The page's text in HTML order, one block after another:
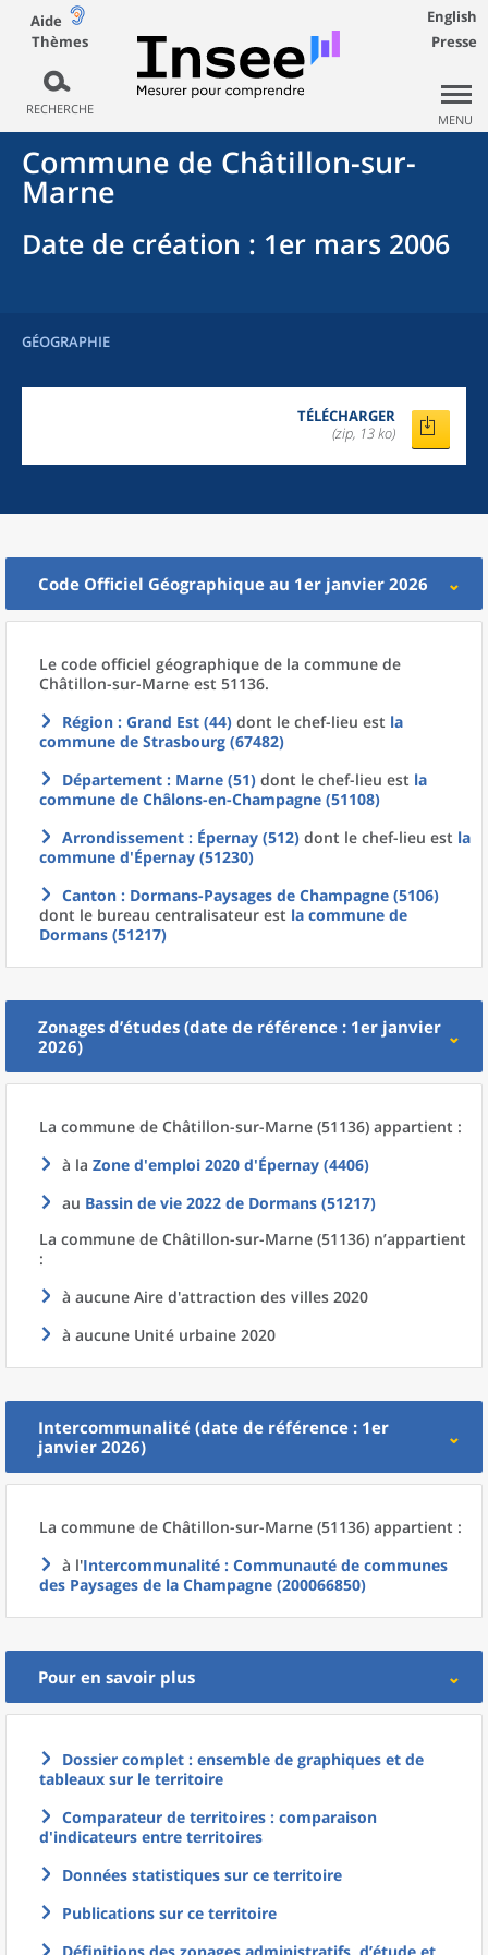
Aide
Thèmes
RECHERCHE
English
Presse
MENU
Commune de Châtillon-sur-
Marne
Date de création : 1er mars 2006
GÉOGRAPHIE
TÉLÉCHARGER
(zip, 13 ko)
Code Officiel Géographique au 1er janvier 2026
Le code officiel géographique de la commune de
Châtillon-sur-Marne est 51136.
Région : Grand Est (44) dont le chef-lieu est la
commune de Strasbourg (67482)
Département : Marne (51) dont le chef-lieu est la
commune de Châlons-en-Champagne (51108)
Arrondissement : Épernay (512) dont le chef-lieu est la
commune d'Épernay (51230)
Canton : Dormans-Paysages de Champagne (5106)
dont le bureau centralisateur est la commune de
Dormans (51217)
Zonages d’études (date de référence : 1er janvier
2026)
La commune de Châtillon-sur-Marne (51136) appartient :
à la Zone d'emploi 2020 d'Épernay (4406)
au Bassin de vie 2022 de Dormans (51217)
La commune de Châtillon-sur-Marne (51136) n’appartient
:
à aucune Aire d'attraction des villes 2020
à aucune Unité urbaine 2020
Intercommunalité (date de référence : 1er
janvier 2026)
La commune de Châtillon-sur-Marne (51136) appartient :
à l'Intercommunalité : Communauté de communes
des Paysages de la Champagne (200066850)
Pour en savoir plus
Dossier complet : ensemble de graphiques et de
tableaux sur le territoire
Comparateur de territoires : comparaison
d'indicateurs entre territoires
Données statistiques sur ce territoire
Publications sur ce territoire